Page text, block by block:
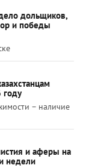
дольщиков,
и победы
году
– наличие
и аферы на
недели